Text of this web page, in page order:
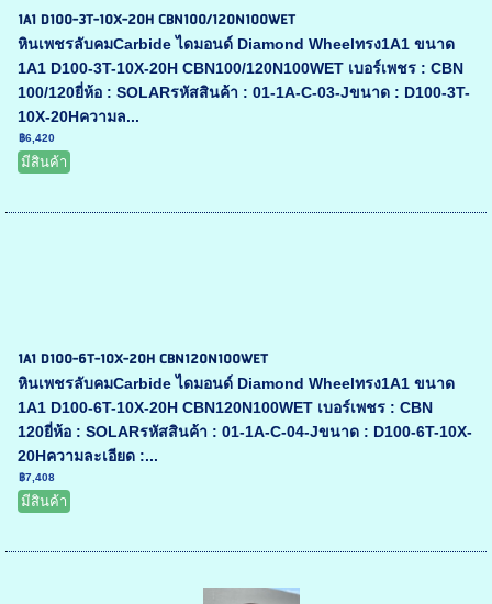
1A1 D100-3T-10X-20H CBN100/120N100WET
หินเพชรลับคมCarbide ไดมอนด์ Diamond Wheelทรง1A1 ขนาด
1A1 D100-3T-10X-20H CBN100/120N100WET เบอร์เพชร : CBN
100/120ยี่ห้อ : SOLARรหัสสินค้า : 01-1A-C-03-Jขนาด : D100-3T-
10X-20Hความล...
฿6,420
มีสินค้า
1A1 D100-6T-10X-20H CBN120N100WET
หินเพชรลับคมCarbide ไดมอนด์ Diamond Wheelทรง1A1 ขนาด
1A1 D100-6T-10X-20H CBN120N100WET เบอร์เพชร : CBN
120ยี่ห้อ : SOLARรหัสสินค้า : 01-1A-C-04-Jขนาด : D100-6T-10X-
20Hความละเอียด :...
฿7,408
มีสินค้า